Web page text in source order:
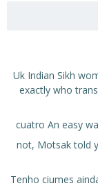
Uk Indian Sikh
exactly who
cuatro An easy
not, Motsak told
Tenho ciumes